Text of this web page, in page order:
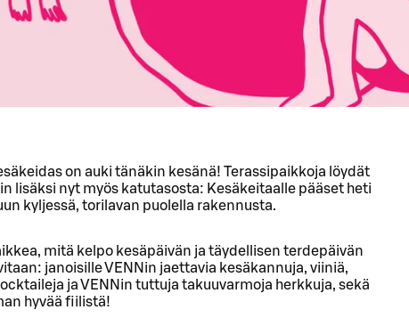
on auki tänäkin kesänä! Terassipaikkoja löydät
lisäksi nyt myös katutasosta: Kesäkeitaalle pääset heti
kyljessä, torilavan puolella rakennusta.
mitä kelpo kesäpäivän ja täydellisen terdepäivän
janoisille VENNin jaettavia kesäkannuja, viiniä,
ja VENNin tuttuja takuuvarmoja herkkuja, sekä
hyvää fiilistä!